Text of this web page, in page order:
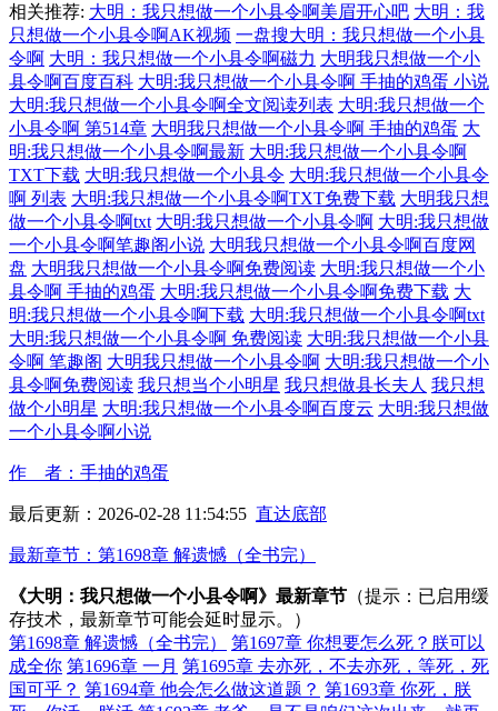
相关推荐: 大明：我只想做一个小县令啊美眉开心吧 大明：我
只想做一个小县令啊AK视频 一盘搜大明：我只想做一个小县
令啊 大明：我只想做一个小县令啊磁力 大明我只想做一个小
县令啊百度百科 大明:我只想做一个小县令啊 手抽的鸡蛋 小说
大明:我只想做一个小县令啊全文阅读列表 大明:我只想做一个
小县令啊 第514章 大明我只想做一个小县令啊 手抽的鸡蛋 大
明:我只想做一个小县令啊最新 大明:我只想做一个小县令啊
TXT下载 大明:我只想做一个小县令 大明:我只想做一个小县令
啊 列表 大明:我只想做一个小县令啊TXT免费下载 大明我只想
做一个小县令啊txt 大明:我只想做一个小县令啊 大明:我只想做
一个小县令啊笔趣阁小说 大明我只想做一个小县令啊百度网
盘 大明我只想做一个小县令啊免费阅读 大明:我只想做一个小
县令啊 手抽的鸡蛋 大明:我只想做一个小县令啊免费下载 大
明:我只想做一个小县令啊下载 大明:我只想做一个小县令啊txt
大明:我只想做一个小县令啊 免费阅读 大明:我只想做一个小县
令啊 笔趣阁 大明我只想做一个小县令啊 大明:我只想做一个小
县令啊免费阅读 我只想当个小明星 我只想做县长夫人 我只想
做个小明星 大明:我只想做一个小县令啊百度云 大明:我只想做
一个小县令啊小说
作 者：手抽的鸡蛋
最后更新：2026-02-28 11:54:55 直达底部
最新章节：第1698章 解遗憾（全书完）
《大明：我只想做一个小县令啊》最新章节 （提示：已启用缓
存技术，最新章节可能会延时显示。）
第1698章 解遗憾（全书完）
第1697章 你想要怎么死？朕可以
成全你 第1696章 一月 第1695章 去亦死，不去亦死，等死，死
国可乎？ 第1694章 他会怎么做这道题？ 第1693章 你死，朕